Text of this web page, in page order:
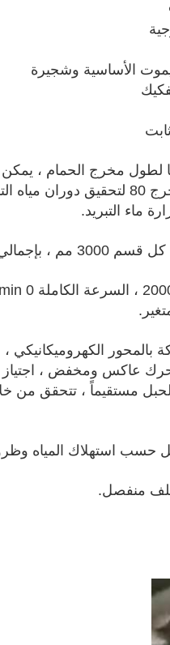
الأساسية وشجيرة
لطول مخرج الحمام ،
مضخة طرد مركزي بقطر مخرج 80
ماء التبريد.
بالمحور
عاكس ومخفض ، اجتياز
مستقيماً ، تتحقق من